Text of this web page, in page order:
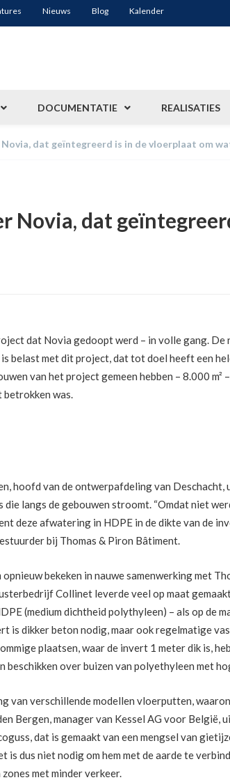
Nieuws Blog Kalender
DOCUMENTATIE REALISATIES
dat geïntegreerd is in de vloerplaat om
Novia, dat
dat Novia gedoopt werd – in volle gang.
belast met dit project, dat tot doel heeft een
van het project gemeen hebben – 8.000 m²
betrokken was.
hoofd van de ontwerpafdeling van
langs de gebouwen stroomt. “Omdat niet
afwatering in HDPE in de dikte van de
bij Thomas & Piron Bâtiment.
bekeken in nauwe samenwerking met
Collinet leverde veel op maat
(medium dichtheid polythyleen) – als op de
is dikker beton nodig, maar ook regelmatige
plaatsen, waar de invert 1 meter dik is,
beschikken over buizen van polyethyleen met
van verschillende modellen vloerputten,
Bergen, manager van Kessel AG voor België,
dat is gemaakt van een mengsel van
dus niet nodig om hem met de aarde te
met minder verkeer.